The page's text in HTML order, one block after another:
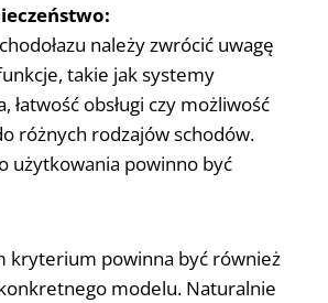
należy zwrócić uwagę
takie jak systemy
łatwość obsługi czy możliwość
różnych rodzajów schodów.
użytkowania powinno być
kryterium powinna być również
modelu. Naturalnie